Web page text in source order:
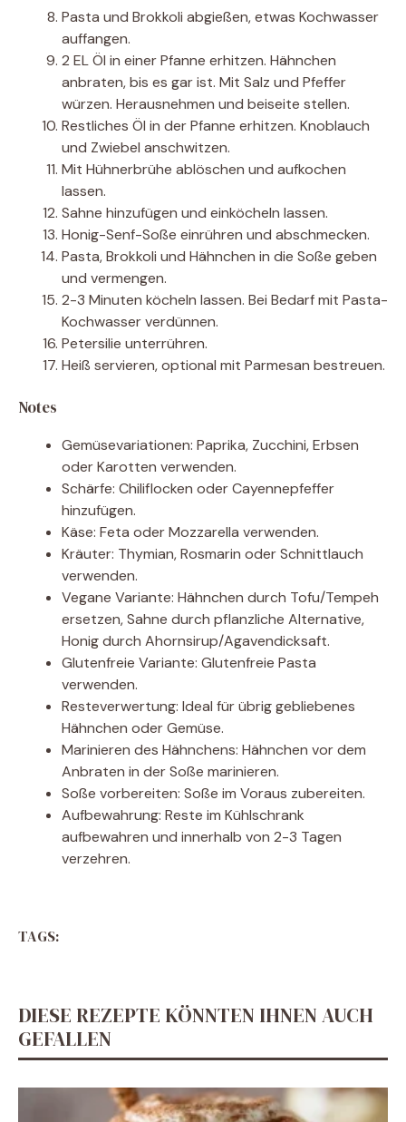
Pasta und Brokkoli abgießen, etwas Kochwasser
auffangen.
2 EL Öl in einer Pfanne erhitzen. Hähnchen
anbraten, bis es gar ist. Mit Salz und Pfeffer
würzen. Herausnehmen und beiseite stellen.
Restliches Öl in der Pfanne erhitzen. Knoblauch
und Zwiebel anschwitzen.
Mit Hühnerbrühe ablöschen und aufkochen
lassen.
Sahne hinzufügen und einköcheln lassen.
Honig-Senf-Soße einrühren und abschmecken.
Pasta, Brokkoli und Hähnchen in die Soße geben
und vermengen.
2-3 Minuten köcheln lassen. Bei Bedarf mit Pasta-
Kochwasser verdünnen.
Petersilie unterrühren.
Heiß servieren, optional mit Parmesan bestreuen.
Notes
Gemüsevariationen: Paprika, Zucchini, Erbsen
oder Karotten verwenden.
Schärfe: Chiliflocken oder Cayennepfeffer
hinzufügen.
Käse: Feta oder Mozzarella verwenden.
Kräuter: Thymian, Rosmarin oder Schnittlauch
verwenden.
Vegane Variante: Hähnchen durch Tofu/Tempeh
ersetzen, Sahne durch pflanzliche Alternative,
Honig durch Ahornsirup/Agavendicksaft.
Glutenfreie Variante: Glutenfreie Pasta
verwenden.
Resteverwertung: Ideal für übrig gebliebenes
Hähnchen oder Gemüse.
Marinieren des Hähnchens: Hähnchen vor dem
Anbraten in der Soße marinieren.
Soße vorbereiten: Soße im Voraus zubereiten.
Aufbewahrung: Reste im Kühlschrank
aufbewahren und innerhalb von 2-3 Tagen
verzehren.
TAGS:
DIESE REZEPTE KÖNNTEN IHNEN AUCH
GEFALLEN